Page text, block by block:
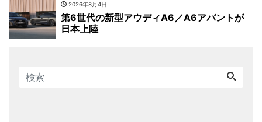
2026年8月4日
第6世代の新型アウディA6／A6アバントが
日本上陸